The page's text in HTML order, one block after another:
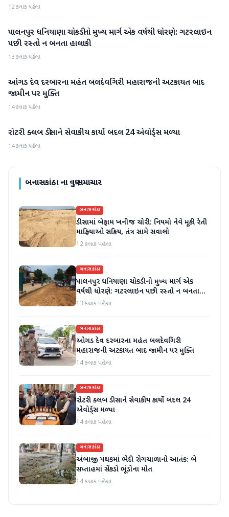
12 કલાક પહેલા
બનાસકાંઠા
પાલનપુર ધનિયાણા ચોકડીનો મુખ્ય માર્ગ એક વર્ષથી ધોરણે: ગટરલાઇન
પછી રસ્તો ન બનતા હાલાકી
13 કલાક પહેલા
બનાસકાંઠા
ઓગડ દેવ દરબારના મહંત બલદેવગિરી મહારાજની અટકાયત બાદ
જામીન પર મુક્તિ
14 કલાક પહેલા
બનાસકાંઠા
રોટરી ક્લબ ડીસાને સેવાકીય કાર્યો બદલ 24 એવોર્ડ્સ મળ્યા
14 કલાક પહેલા
બનાસકાંઠાના વધુ સમાચાર
બનાસકાંઠા
ડીસામાં બેફામ ખનીજ ચોરી: નિયમો નેવે મૂકી રેતી
માફિયાઓ સક્રિય, તંત્ર સામે સવાલો
12 કલાક પહેલા
બનાસકાંઠા
પાલનપુર ધનિયાણા ચોકડીનો મુખ્ય માર્ગ એક
વર્ષથી ધોરણે: ગટરલાઇન પછી રસ્તો ન બનતા
હાલાકી
13 કલાક પહેલા
બનાસકાંઠા
ઓગડ દેવ દરબારના મહંત બલદેવગિરી
મહારાજની અટકાયત બાદ જામીન પર મુક્તિ
14 કલાક પહેલા
બનાસકાંઠા
રોટરી ક્લબ ડીસાને સેવાકીય કાર્યો બદલ 24
એવોર્ડ્સ મળ્યા
14 કલાક પહેલા
બનાસકાંઠા
અંબાજી પંથકમાં ભેદી રોગચાળાનો આતંક: બે
સપ્તાહમાં સેંકડો ભૂંડોના મોત
14 કલાક પહેલા